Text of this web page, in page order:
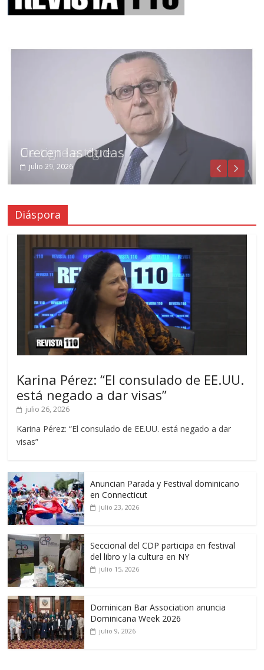
De tigre a tigre
julio 31, 2026
Crecen las dudas
julio 29, 2026
Diáspora
Karina Pérez: “El consulado de EE.UU.
está negado a dar visas”
julio 26, 2026
Karina Pérez: “El consulado de EE.UU. está negado a dar
visas”
Anuncian Parada y Festival dominicano
en Connecticut
julio 23, 2026
Seccional del CDP participa en festival
del libro y la cultura en NY
julio 15, 2026
Dominican Bar Association anuncia
Dominicana Week 2026
julio 9, 2026